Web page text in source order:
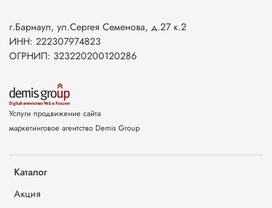
Каталог
Акция
г.Барнаул, ул.Сергея Семенова, д.27 к.2
ИНН: 222307974823
ОГРНИП: 323220200120286
Услуги продвижение сайта
маркетинговое агентство Demis Group